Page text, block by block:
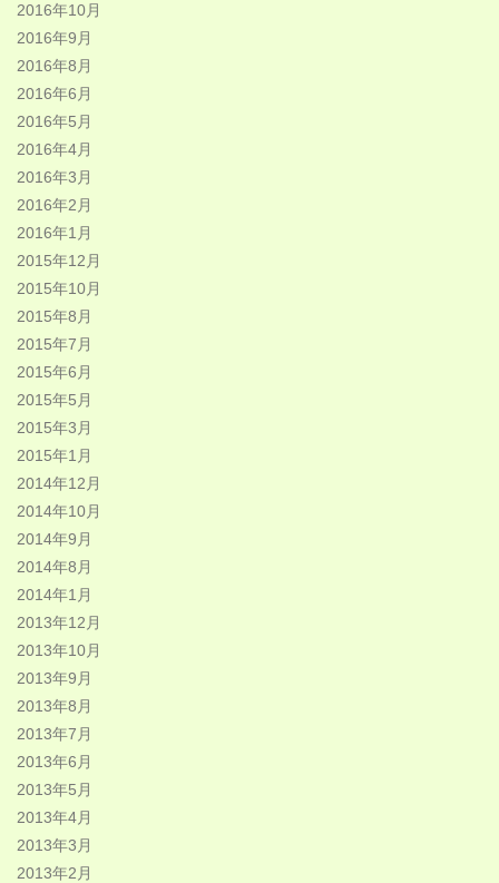
2016年10月
2016年9月
2016年8月
2016年6月
2016年5月
2016年4月
2016年3月
2016年2月
2016年1月
2015年12月
2015年10月
2015年8月
2015年7月
2015年6月
2015年5月
2015年3月
2015年1月
2014年12月
2014年10月
2014年9月
2014年8月
2014年1月
2013年12月
2013年10月
2013年9月
2013年8月
2013年7月
2013年6月
2013年5月
2013年4月
2013年3月
2013年2月